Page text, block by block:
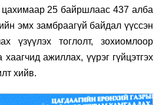
25 байршлаас 437 алба
эмх замбраагүй байдал үүссэн
үзүүлэх тоглолт, зохиомлоор
хаагчид ажиллах, үүрэг гүйцэтгэх
хийв.